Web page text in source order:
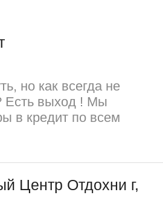
но как всегда не
Есть выход ! Мы
в кредит по всем
Центр Отдохни г,